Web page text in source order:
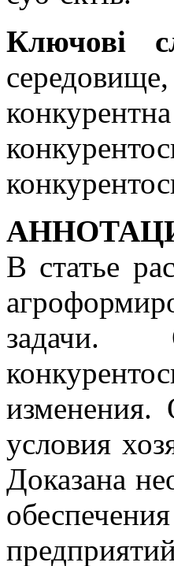
Ключові
В статье
задачи.
изменения.
условия
Доказана